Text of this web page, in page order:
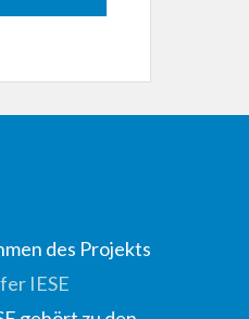
des Projekts
IESE